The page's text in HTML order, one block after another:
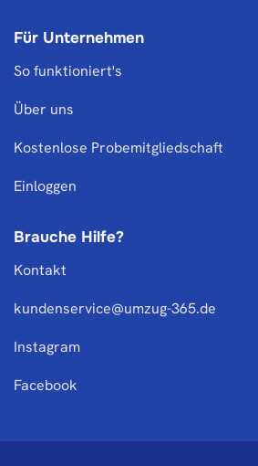
Für Unternehmen
So funktioniert's
Über uns
Kostenlose Probemitgliedschaft
Einloggen
Brauche Hilfe?
Kontakt
kundenservice@umzug-365.de
Instagram
Facebook